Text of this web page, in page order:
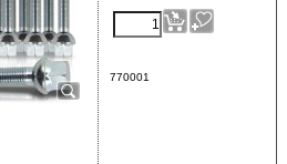
770001